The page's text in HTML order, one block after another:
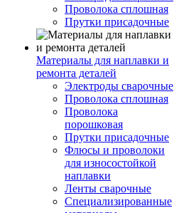
Проволока сплошная
Прутки присадочные
Материалы для наплавки и
ремонта деталей
Электроды сварочные
Проволока сплошная
Проволока
порошковая
Прутки присадочные
Флюсы и проволоки
для износостойкой
наплавки
Ленты сварочные
Специализированные